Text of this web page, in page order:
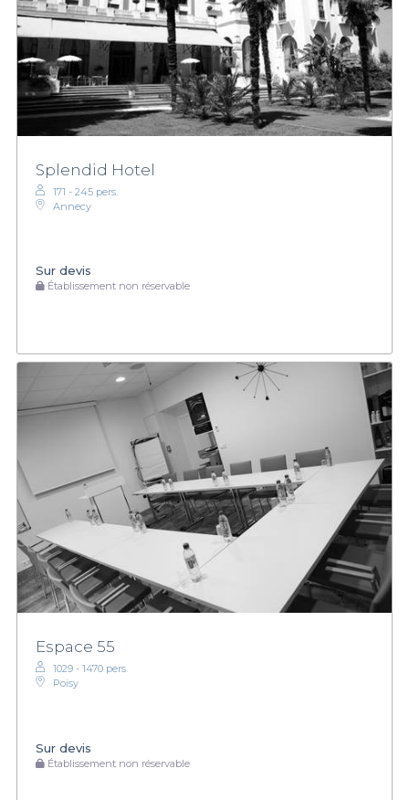
Splendid Hotel
171 - 245 pers.
Annecy
Sur devis
Établissement non réservable
Espace 55
1029 - 1470 pers.
Poisy
Sur devis
Établissement non réservable